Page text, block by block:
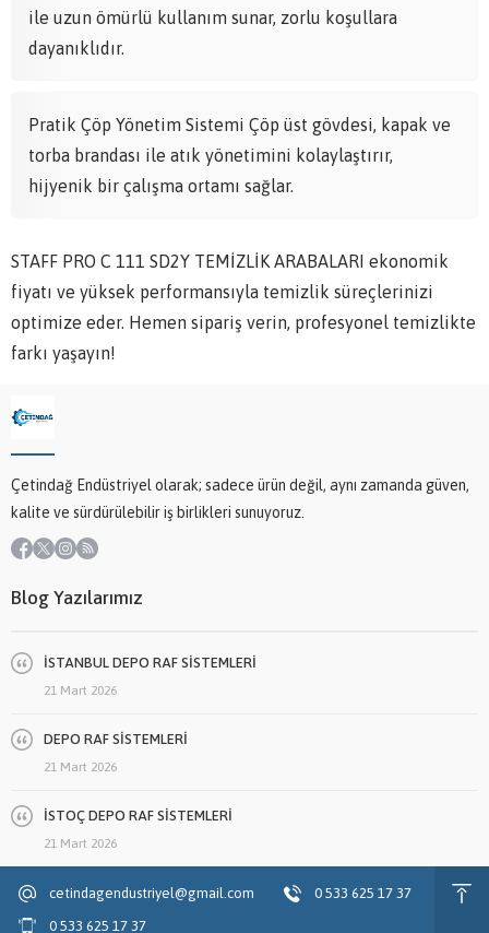
ile uzun ömürlü kullanım sunar, zorlu koşullara
dayanıklıdır.
Pratik Çöp Yönetim Sistemi Çöp üst gövdesi, kapak ve
torba brandası ile atık yönetimini kolaylaştırır,
hijyenik bir çalışma ortamı sağlar.
STAFF PRO C 111 SD2Y TEMİZLİK ARABALARI ekonomik
fiyatı ve yüksek performansıyla temizlik süreçlerinizi
optimize eder. Hemen sipariş verin, profesyonel temizlikte
farkı yaşayın!
Çetindağ Endüstriyel olarak; sadece ürün değil, aynı zamanda güven,
kalite ve sürdürülebilir iş birlikleri sunuyoruz.
Blog Yazılarımız
İSTANBUL DEPO RAF SİSTEMLERİ
21 Mart 2026
DEPO RAF SİSTEMLERİ
21 Mart 2026
İSTOÇ DEPO RAF SİSTEMLERİ
21 Mart 2026
cetindagendustriyel@gmail.com
0 533 625 17 37
0 533 625 17 37